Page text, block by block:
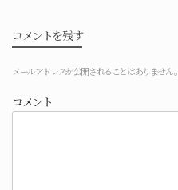
コメントを残す
メールアドレスが公開されることはありません。
コメント